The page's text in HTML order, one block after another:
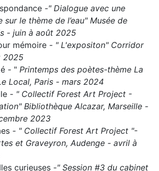
-" Dialogue avec une
le thème de l’eau" Musée de
- juin à août 2025
mémoire - " L'expositon" Corridor
2025
- " Printemps des poètes-thème La
Local, Paris - mars 2024
- " Collectif Forest Art Project -
Bibliothèque Alcazar, Marseille -
2023
- " Collectif Forest Art Project "-
et Graveyron, Audenge - avril à
curieuses -" Session #3 du cabinet